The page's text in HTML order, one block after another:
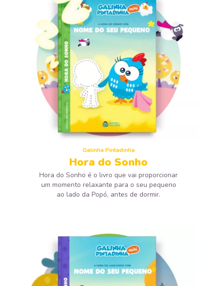
Galinha Pintadinha
Hora do Sonho
Hora do Sonho é o livro que vai proporcionar
um momento relaxante para o seu pequeno
ao lado da Popó, antes de dormir.